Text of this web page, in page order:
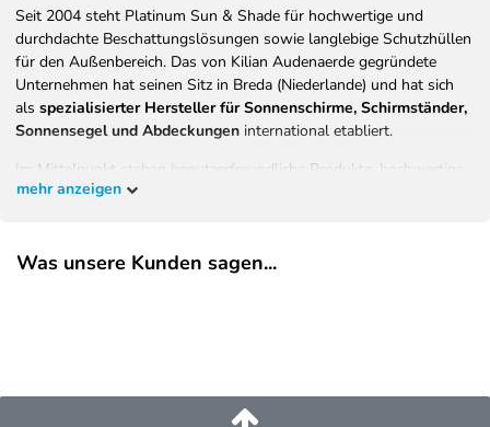
Seit 2004 steht Platinum Sun & Shade für hochwertige und
durchdachte Beschattungslösungen sowie langlebige Schutzhüllen
für den Außenbereich. Das von Kilian Audenaerde gegründete
Unternehmen hat seinen Sitz in Breda (Niederlande) und hat sich
als spezialisierter Hersteller für Sonnenschirme, Schirmständer,
Sonnensegel und Abdeckungen international etabliert.
Im Mittelpunkt stehen benutzerfreundliche Produkte, hochwertige
Materialien und eine konsequente Ausrichtung auf Langlebigkeit,
Terrasse oder dem Balkon entspannt, sicher und stilvoll zu
Ergebnis ist eine vielseitige, innovative Kollektion, die
Funktionalität, Design und Qualität
mehr anzeigen
Was unsere Kunden sagen...